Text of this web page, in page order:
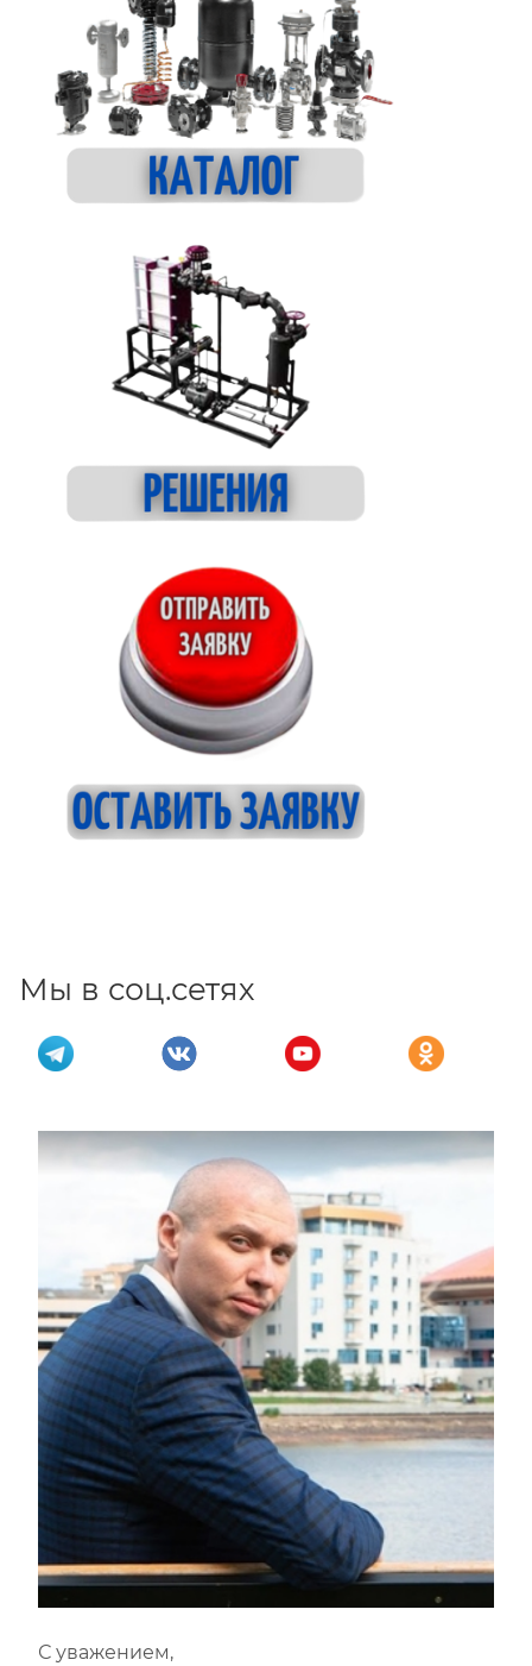
Мы в соц.сетях
С уважением,